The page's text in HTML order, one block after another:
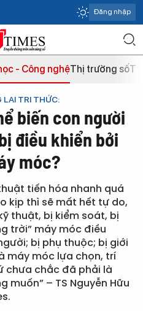
Đăng nhập
- Công nghệThị trường số
LAI TRI THỨC:
biến con người
điều khiển bởi
móc?
tiến hóa nhanh quá
kịp thì sẽ mất hết tự do,
thuật, bị kiểm soát, bị
trời” máy móc điều
bị phụ thuộc; bị giới
máy móc lựa chọn, trí
chưa chắc đã phải là
– TS Nguyễn Hữu